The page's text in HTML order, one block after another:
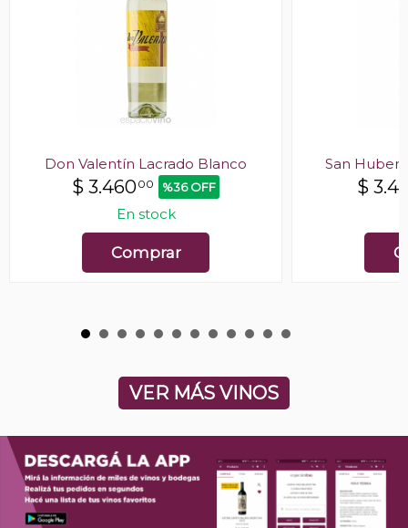
Don Valentín Lacrado Blanco
$ 3.46000 %36 OFF
En stock
Comprar
San
$
VER MÁS VINOS